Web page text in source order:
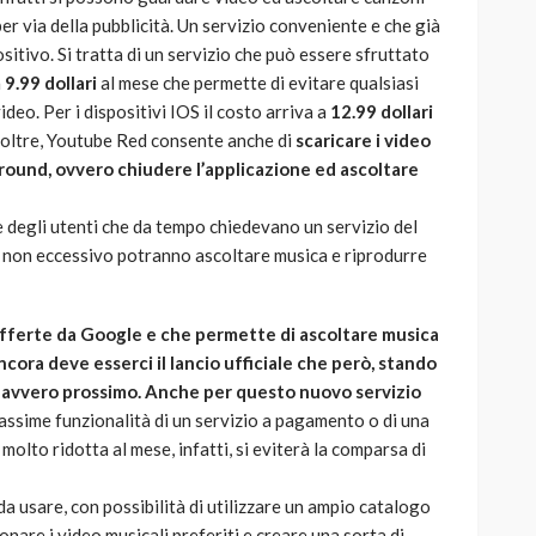
via della pubblicità. Un servizio conveniente e che già
Si tratta di un servizio che può essere sfruttato
9.99 dollarial mese che permette di evitare qualsiasi
Per i dispositivi IOS il costo arriva a 12.99 dollari
Youtube Red consente anche di scaricare i video
ovvero chiudere l’applicazione ed ascoltare
utenti che da tempo chiedevano un servizio del
eccessivo potranno ascoltare musica e riprodurre
da Google e che permette di ascoltare musica
deve esserci il lancio ufficiale che però, stando
prossimo. Anche per questo nuovo servizio
funzionalità di un servizio a pagamento o di una
ridotta al mese, infatti, si eviterà la comparsa di
usare, con possibilità di utilizzare un ampio catalogo